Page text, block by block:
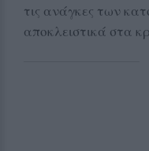
τις ανάγκες των
αποκλειστικά στα